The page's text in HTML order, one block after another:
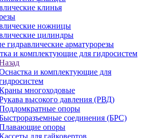
клинья
ножницы
цилиндры
гидравлические арматурорезы
и комплектующие для гидросистем
и комплектующие для
многоходовые
высокого давления (РВД)
опоры
соединения (БРС)
опоры
для гайковертов